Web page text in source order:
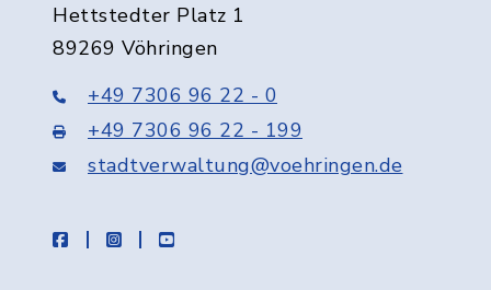
Hettstedter Platz 1
89269 Vöhringen
+49 7306 96 22 - 0
+49 7306 96 22 - 199
stadtverwaltung@voehringen.de
facebookinstagramyoutube